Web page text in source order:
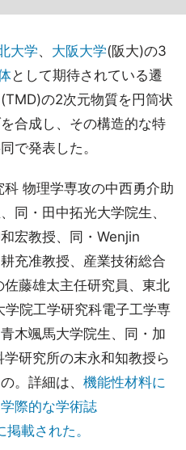
大学、 大阪大学(阪大)の3
として期待されている遷
の2次元物質を円筒状
合成し、その構造的な特
で発表した。
物理学専攻の中西勇介助
同・田中拓光大学院生、
宏教授、同・Wenjin
充准教授、産業技術総合
藤雄太主任研究員、東北
院工学研究科電子工学専
木颯馬大学院生、同・加
研究所の末永和知教授ら
。詳細は、 機能性材料に
際的な学術誌
載された。